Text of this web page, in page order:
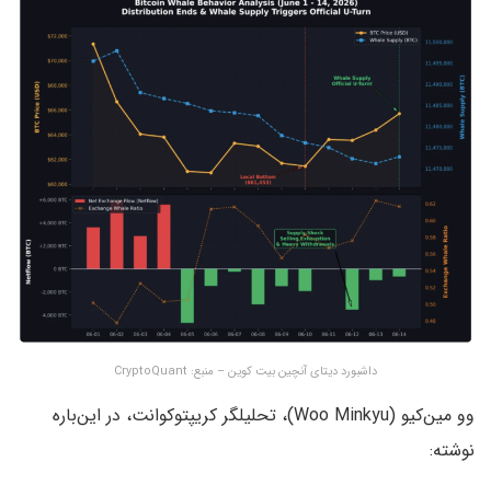
داشبورد دیتای آنچین بیت کوین – منبع: CryptoQuant
وو مین‌کیو (Woo Minkyu)، تحلیلگر کریپتوکوانت، در این‌باره
نوشته: